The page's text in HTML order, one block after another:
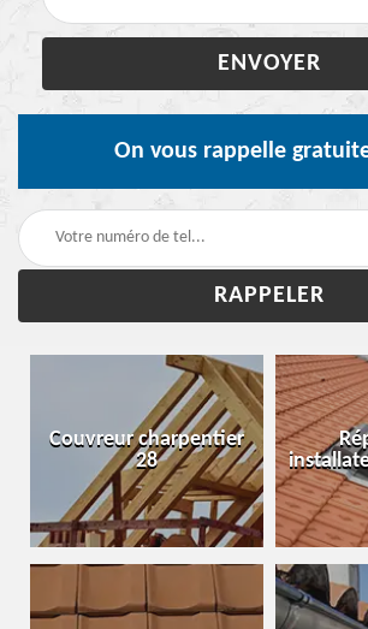
On vous rappelle
Couvreur charpentier
28